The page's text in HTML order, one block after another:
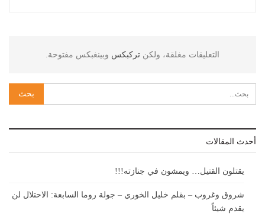
التعليقات مغلقة، ولكن تركبكس وبينغبكس مفتوحة.
أحدث المقالات
يقتلون القتيل… ويمشون في جنازته!!!
شروق وغروب – بقلم خليل الخوري – جولة روما السابعة: الاحتلال لن
يقدم شيئاً